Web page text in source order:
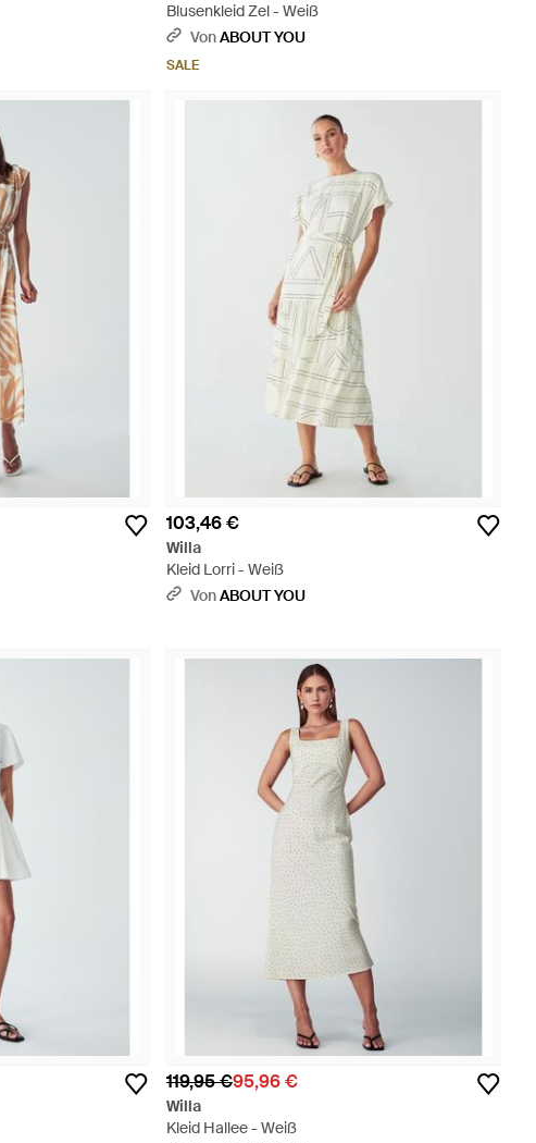
Blusenkleid Zel - Weiß
VonABOUT YOU
SALE
103,46 €
Willa
Kleid Lorri - Weiß
VonABOUT YOU
119,95 €95,96 €
Willa
Kleid Hallee - Weiß